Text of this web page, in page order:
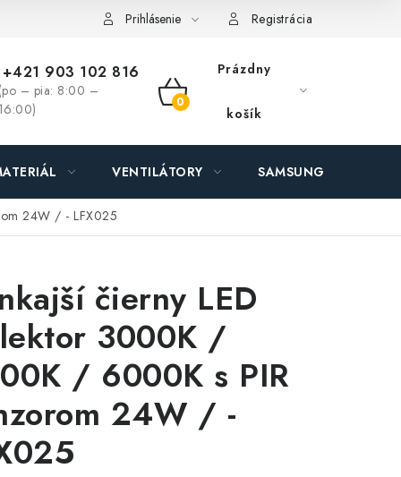
- MEGALED & JANTON Zákamenné Zľavy pre profíkov
Prihlásenie Registrácia
903 102 816
– pia: 8:00 –
NÁKUPNÝ
KOŠÍK
Prázdny
košík
VENTILÁTORY SAMSUNG SVIETIDLÁ
24W / - LFX025
čierny LED
3000K /
/ 6000K s PIR
24W / -